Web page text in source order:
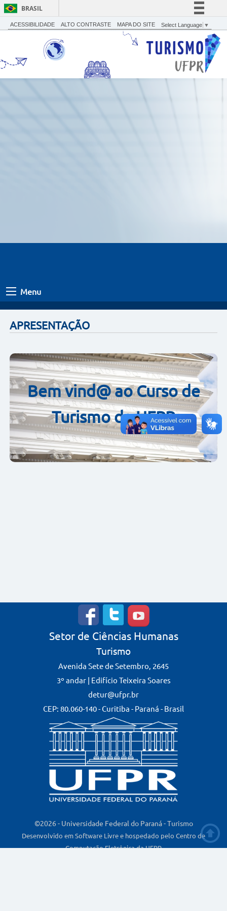
BRASIL
Simplifique!
Comunica BR
Participe
Acesso à informação
ACESSIBILIDADE ALTO CONTRASTE MAPA DO SITE Select Language ▼
Menu
APRESENTAÇÃO
Bem vind@ ao Curso de
Turismo da UFPR
Setor de Ciências Humanas
Turismo
Avenida Sete de Setembro, 2645
3º andar | Edifício Teixeira Soares
detur@ufpr.br
CEP: 80.060-140 - Curitiba - Paraná - Brasil
©2026 - Universidade Federal do Paraná - Turismo
Desenvolvido em Software Livre e hospedado pelo Centro de
Computação Eletrônica da UFPR